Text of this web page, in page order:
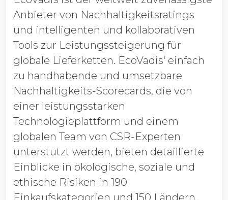
Anbieter von Nachhaltigkeitsratings
und intelligenten und kollaborativen
Tools zur Leistungssteigerung für
globale Lieferketten. EcoVadis‘ einfach
zu handhabende und umsetzbare
Nachhaltigkeits-Scorecards, die von
einer leistungsstarken
Technologieplattform und einem
globalen Team von CSR-Experten
unterstützt werden, bieten detaillierte
Einblicke in ökologische, soziale und
ethische Risiken in 190
Einkaufskategorien und 150 Ländern.